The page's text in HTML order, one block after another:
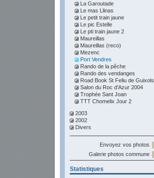
La Garoutade
Le mas Llinas
Le petit train jaune
Le pic Estelle
Le pti train jaune 2
Maureillas
Maureillas (reco)
Mezenc
Port Vendres
Rando de la pêche
Rando des vendanges
Road Book St Feliu de Guixols
Salon du Roc d'Azur 2004
Trophée Sant Joan
TTT Chomelix Jour 2
2003
2002
Divers
Envoyez vos photos
Galerie photos commune
Statistiques